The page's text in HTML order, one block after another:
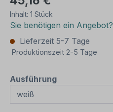
Inhalt: 1 Stück
Sie benötigen ein Angebot?
Lieferzeit 5-7 Tage
Produktionszeit 2-5 Tage
Ausführungauswählen